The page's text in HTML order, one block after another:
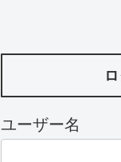
ユーザー名